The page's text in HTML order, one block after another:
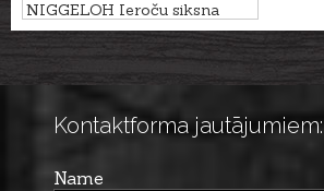
NIGGELOH Ieroču siksna
TITAN II MELNA
Kontaktforma jautājumiem:
Name